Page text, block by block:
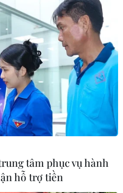
MỤC
kèn Hà
thực Nam
trong
thực hấp
phố có ẩm
tâm phục vụ hành
hỗ trợ tiền